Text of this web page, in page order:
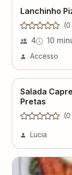
Lanchinho
(0
4 10
Accesso
Salada
Pretas
(0
Lucia